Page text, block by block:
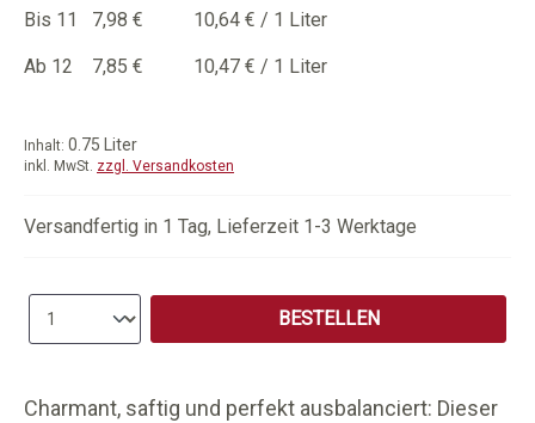
Charmant, saftig und perfekt ausbalanciert: Dieser
Bis 11 7,98 € 10,64 € / 1 Liter
Ab 12 7,85 € 10,47 € / 1 Liter
Inhalt: 0.75 Liter
inkl. MwSt. zzgl. Versandkosten
Versandfertig in 1 Tag, Lieferzeit 1-3 Werktage
Produkt Anzahl: Gib den gewünschten
BESTELLEN